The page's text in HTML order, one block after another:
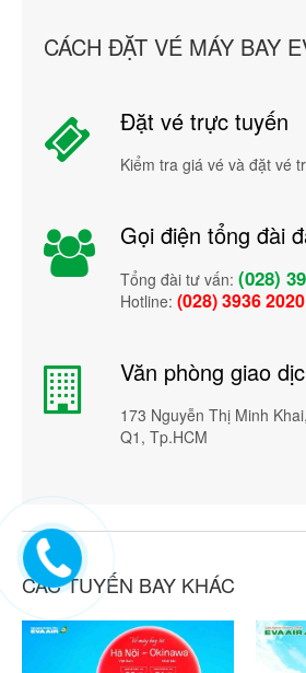
CÁCH ĐẶT VÉ MÁY BAY
Đặt vé trực tuyến
Kiểm tra giá vé và đặt vé
Gọi điện tổng đài
Tổng đài tư vấn: (028)
Hotline: (028) 3936 2020
Văn phòng giao
173 Nguyễn Thị Minh
Q1, Tp.HCM
CÁC TUYẾN BAY KHÁC